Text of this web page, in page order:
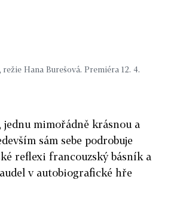
Hana Burešová. Premiéra 12. 4.
jednu mimořádně krásnou a
sám sebe podrobuje
reflexi francouzský básník a
v autobiografické hře